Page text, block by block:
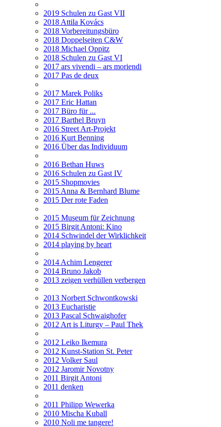
2019 Schulen zu Gast VII
2018 Attila Kovács
2018 Vorbereitungsbüro
2018 Doppelseiten C&W
2018 Michael Oppitz
2018 Schulen zu Gast VI
2017 ars vivendi – ars moriendi
2017 Pas de deux
2017 Marek Poliks
2017 Eric Hattan
2017 Büro für ...
2017 Barthel Bruyn
2016 Street Art-Projekt
2016 Kurt Benning
2016 Über das Individuum
2016 Bethan Huws
2016 Schulen zu Gast IV
2015 Shopmovies
2015 Anna & Bernhard Blume
2015 Der rote Faden
2015 Museum für Zeichnung
2015 Birgit Antoni: Kino
2014 Schwindel der Wirklichkeit
2014 playing by heart
2014 Achim Lengerer
2014 Bruno Jakob
2013 zeigen verhüllen verbergen
2013 Norbert Schwontkowski
2013 Eucharistie
2013 Pascal Schwaighofer
2012 Art is Liturgy – Paul Thek
2012 Leiko Ikemura
2012 Kunst-Station St. Peter
2012 Volker Saul
2012 Jaromir Novotny
2011 Birgit Antoni
2011 denken
2011 Philipp Wewerka
2010 Mischa Kuball
2010 Noli me tangere!